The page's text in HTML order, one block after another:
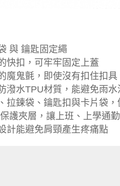
與 鑰匙固定繩
快扣，可牢牢固定上蓋
魔鬼氈，即使沒有扣住扣
潑水TPU材質，能避免雨水
拉鍊袋、鑰匙扣與卡片袋
護夾層，讓上班、上學通
計能避免肩頸產生疼痛點